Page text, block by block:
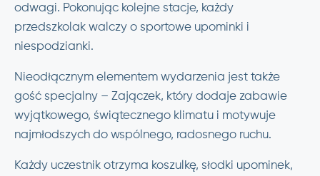
odwagi. Pokonując kolejne stacje, każdy
przedszkolak walczy o sportowe upominki i
niespodzianki.
Nieodłącznym elementem wydarzenia jest także
gość specjalny – Zajączek, który dodaje zabawie
wyjątkowego, świątecznego klimatu i motywuje
najmłodszych do wspólnego, radosnego ruchu.
Każdy uczestnik otrzyma koszulkę, słodki upominek,